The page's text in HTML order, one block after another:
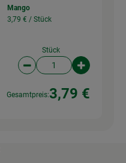
Mango
3,79 € / Stück
Stück
Artikelanzahl
Gesamtpreis:3,79 €